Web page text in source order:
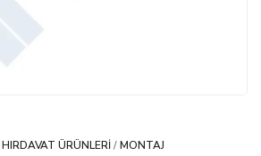
HIRDAVAT ÜRÜNLERI/MONTAJ